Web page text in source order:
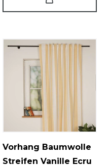
Vorhang Baumwolle
Streifen Vanille Ecru